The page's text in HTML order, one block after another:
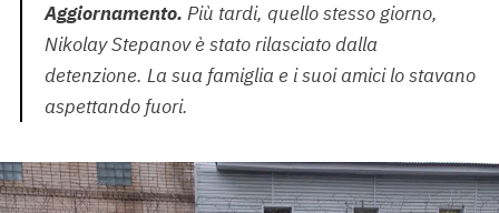
Aggiornamento. Più tardi, quello stesso giorno,
Nikolay Stepanov è stato rilasciato dalla
detenzione. La sua famiglia e i suoi amici lo stavano
aspettando fuori.